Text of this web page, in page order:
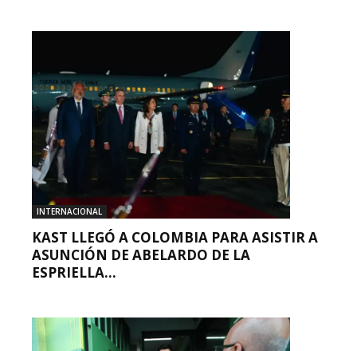
INTERNACIONAL
KAST LLEGÓ A COLOMBIA PARA ASISTIR A
ASUNCIÓN DE ABELARDO DE LA
ESPRIELLA...